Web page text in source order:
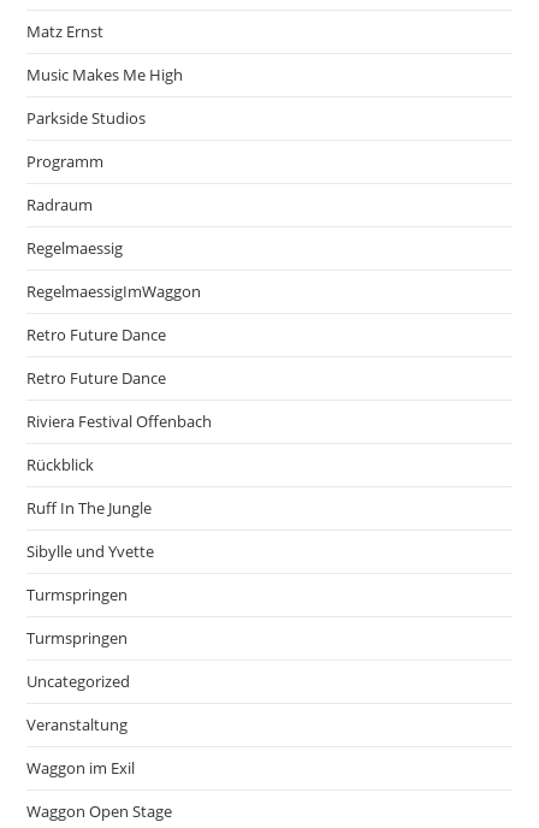
Matz Ernst
Music Makes Me High
Parkside Studios
Programm
Radraum
Regelmaessig
RegelmaessigImWaggon
Retro Future Dance
Retro Future Dance
Riviera Festival Offenbach
Rückblick
Ruff In The Jungle
Sibylle und Yvette
Turmspringen
Turmspringen
Uncategorized
Veranstaltung
Waggon im Exil
Waggon Open Stage